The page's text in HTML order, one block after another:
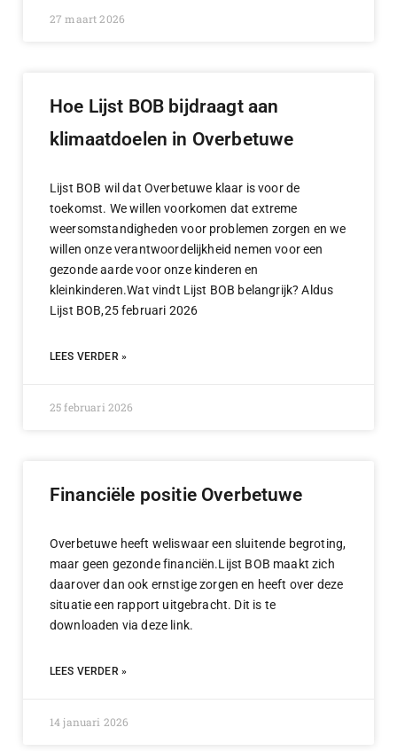
27 maart 2026
Hoe Lijst BOB bijdraagt aan
klimaatdoelen in Overbetuwe
Lijst BOB wil dat Overbetuwe klaar is voor de
toekomst. We willen voorkomen dat extreme
weersomstandigheden voor problemen zorgen en we
willen onze verantwoordelijkheid nemen voor een
gezonde aarde voor onze kinderen en
kleinkinderen.Wat vindt Lijst BOB belangrijk? Aldus
Lijst BOB,25 februari 2026
LEES VERDER »
25 februari 2026
Financiële positie Overbetuwe
Overbetuwe heeft weliswaar een sluitende begroting,
maar geen gezonde financiën.Lijst BOB maakt zich
daarover dan ook ernstige zorgen en heeft over deze
situatie een rapport uitgebracht. Dit is te
downloaden via deze link.
LEES VERDER »
14 januari 2026